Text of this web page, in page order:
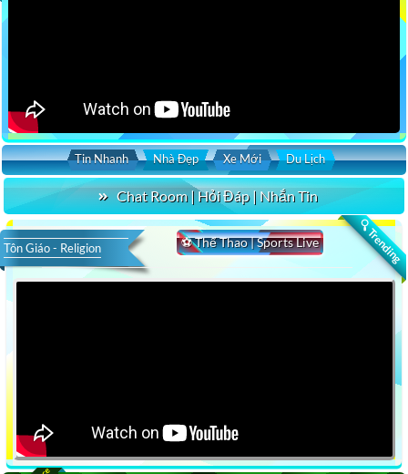
Tin Nhanh Nhà Đẹp Xe Mới Du Lịch
Chat Room | Hỏi Đáp | Nhắn Tin
🔍 Trending
⚽ Thể Thao | Sports Live
Tôn Giáo - Religion